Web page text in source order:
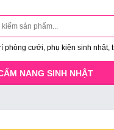
phòng cưới, phụ kiện sinh
NANG SINH NHẬT